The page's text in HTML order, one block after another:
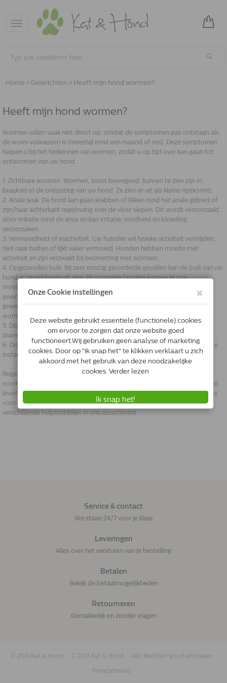
Toggle
navigation
Home » Gewrichten » Heeft mijn hond wormen?
Heeft mijn hond wormen?
Wormen vallen vaak niet direct op, omdat de symptomen pas ontstaan als
de worm volwassen is (meestal rond een maand of zes). Deze symptomen
helpen u bij het herkennen van wormen, zodat u op tijd over kan gaan tot
ontwormen van uw hond.
1. Zichtbare wormen. Wormen, soms bewegend, kunnen te zien zijn in
braaksel of de ontlasting van uw hond. Ze zien er uit als kleine rijstkorrels.
2. Anale jeuk. De hond kan gaan krabben of likken rond het anale gebied of
zijn/haar achterkant regelmatig over de vloer slepen. Dit wordt veroorzaakt
door irritatie rond de anus en kan irritatie, roodheid en bloeding
veroorzaken.
3. Vermoeidheid of inactiviteit. Uw huisdier wil fysieke activiteit vermijden,
niet naar buiten of lijkt vaker vermoeid. Honden hebben moeite met
activiteit en zijn verzwakt bij besmetting met wormen.
4. Opgezwollen buik. Bij zeer ernstig gevorderde gevallen kan de buik van uw
hond er opgeblazen uit zien. Bij sommige honden kunnen er ook
moeilijkheden met lopen ontstaan en lijkt het alsof de hond
gewrichtsproblemen heeft. Veel huisdiereigenaren zien dit als
gewichtstoename en hebben daardoor niet direct door dat het om een
worminfectie gaat.
5. Diarree en braken. Veel honden krijgen gaan braken en krijgen last van
diarree.
6. Doffe vacht. Besmette honden krijgen meestal een doffe vacht, in eerste
instantie niet direct zichtbaar.
Regelmatig ontwormen kan veel ongemakken en gezondheidsproblemen
voorkomen, wij adviseren u dit 4x per jaar bij uw hond te doen. Kat & Hond
levert u middelen van o.a. Banminth pasta, Dolthene, Drontal en Milbemax
voor het ontwormen van uw hond. Bij overmatige diarree hebben wij ook
verschillende hulpmiddelen in ons assortiment.
Service & contact
We staan 24/7 voor je klaar
Leveringen
Alles over het versturen van je bestelling
Betalen
Bekijk de betaalmogelijkheden
Retourneren
Gemakkelijk en zonder vragen
© 2011 Kat & Hond © 2011 Kat & Hond Alle Rechten Voorbehouden
Privacybeleid